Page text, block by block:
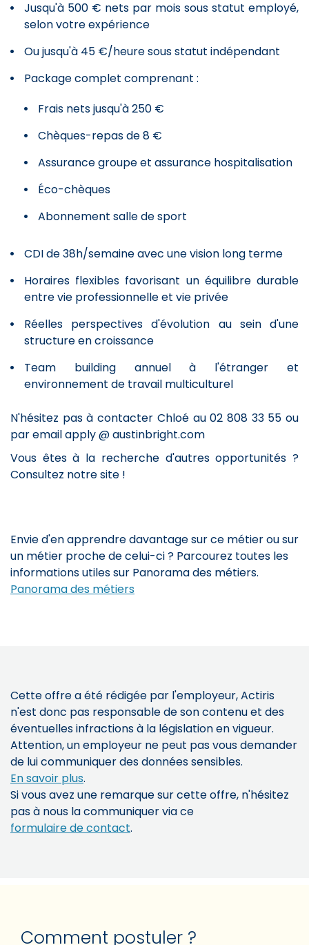
Jusqu'à 500 € nets par mois sous statut employé,
selon votre expérience
Ou jusqu'à 45 €/heure sous statut indépendant
Package complet comprenant :
Frais nets jusqu'à 250 €
Chèques-repas de 8 €
Assurance groupe et assurance hospitalisation
Éco-chèques
Abonnement salle de sport
CDI de 38h/semaine avec une vision long terme
Horaires flexibles favorisant un équilibre durable
entre vie professionnelle et vie privée
Réelles perspectives d'évolution au sein d'une
structure en croissance
Team building annuel à l'étranger et
environnement de travail multiculturel
N'hésitez pas à contacter Chloé au 02 808 33 55 ou
par email apply @ austinbright.com
Vous êtes à la recherche d'autres opportunités ?
Consultez notre site !
Envie d'en apprendre davantage sur ce métier ou sur
un métier proche de celui-ci ? Parcourez toutes les
informations utiles sur Panorama des métiers.
Panorama des métiers
Cette offre a été rédigée par l'employeur, Actiris
n'est donc pas responsable de son contenu et des
éventuelles infractions à la législation en vigueur.
Attention, un employeur ne peut pas vous demander
de lui communiquer des données sensibles.
En savoir plus.
Si vous avez une remarque sur cette offre, n'hésitez
pas à nous la communiquer via ce
formulaire de contact.
Comment postuler ?